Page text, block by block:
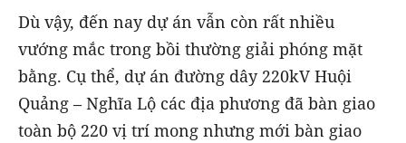
Dù vậy, đến nay dự án vẫn còn rất nhiều
vướng mắc trong bồi thường giải phóng mặt
bằng. Cụ thể, dự án đường dây 220kV Huội
Quảng – Nghĩa Lộ các địa phương đã bàn giao
toàn bộ 220 vị trí mong nhưng mới bàn giao